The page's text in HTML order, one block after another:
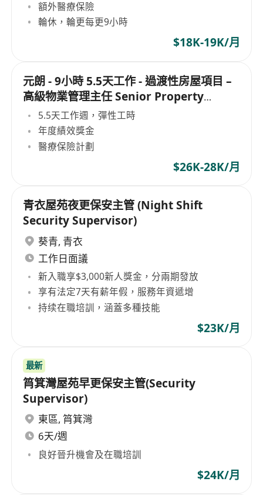
額外醫療保險
輪休，輪更每更9小時
$18K-19K/月
元朗 - 9小時 5.5天工作 - 過渡性房屋項目 –
高級物業管理主任 Senior Property
Officer
5.5天工作週，彈性工時
年度績效獎金
醫療保險計劃
$26K-28K/月
青衣屋苑夜更保安主管 (Night Shift
Security Supervisor)
葵青, 青衣
工作日面議
新入職享$3,000新人獎金，分兩期發放
享有法定7天有薪年假，服務年資遞增
持续在職培訓，涵蓋多種技能
$23K/月
最新
筲箕灣屋苑早更保安主管(Security
Supervisor)
東區, 筲箕灣
6天/週
良好晉升機會及在職培訓
$24K/月